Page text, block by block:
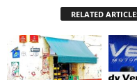
RELATED